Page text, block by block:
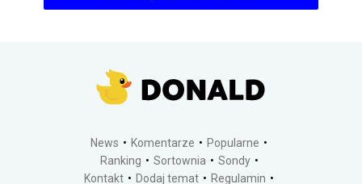
News Komentarze
Popularne
Ranking
Sortownia
Sondy
Kontakt
Dodaj temat Regulamin